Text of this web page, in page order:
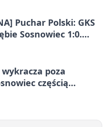
Puchar Polski: GKS
Sosnowiec 1:0.
wykracza poza
częścią